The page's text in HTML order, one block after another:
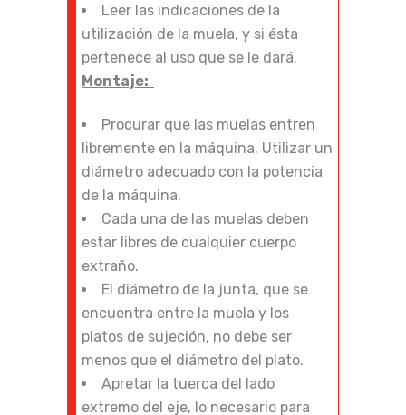
Leer las indicaciones de la
utilización de la muela, y si ésta
pertenece al uso que se le dará.
Montaje:
Procurar que las muelas entren
libremente en la máquina. Utilizar un
diámetro adecuado con la potencia
de la máquina.
Cada una de las muelas deben
estar libres de cualquier cuerpo
extraño.
El diámetro de la junta, que se
encuentra entre la muela y los
platos de sujeción, no debe ser
menos que el diámetro del plato.
Apretar la tuerca del lado
extremo del eje, lo necesario para